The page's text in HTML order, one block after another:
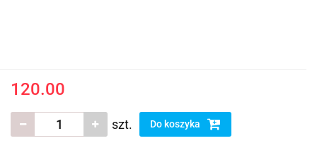
120.00
szt. Do koszyka